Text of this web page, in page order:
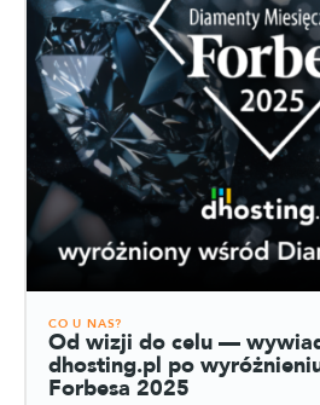
CO U NAS?
Od wizji do celu —
dhosting.pl po
Forbesa 2025